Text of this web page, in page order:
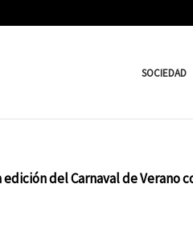
SOCIEDAD
del Carnaval de Verano